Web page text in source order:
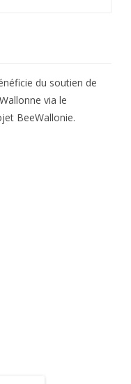
du soutien de
via le
BeeWallonie.